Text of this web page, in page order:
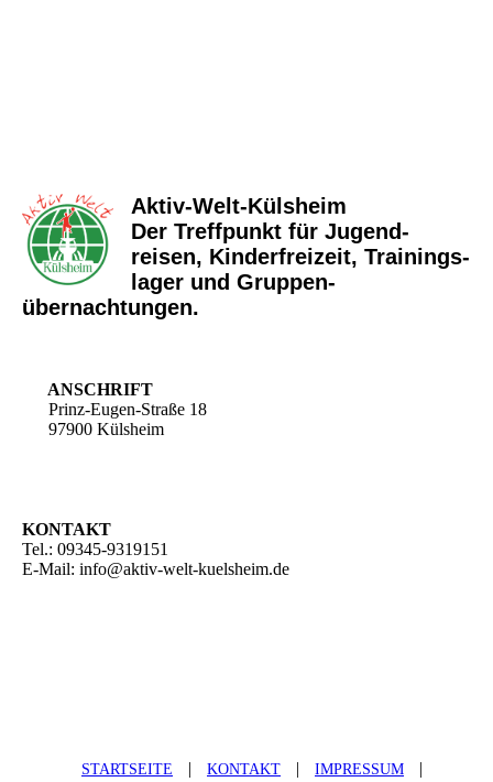
Aktiv-Welt-Külsheim
Der Treffpunkt für Jugend­
reisen, Kinder­freizeit, Trainings­
lager und Gruppen­
übernachtungen.
ANSCHRIFT
Prinz-Eugen-Straße 18
97900 Külsheim
KONTAKT
Tel.: 09345-9319151
E-Mail: info@aktiv-welt-kuelsheim.de
STARTSEITE | KONTAKT | IMPRESSUM |